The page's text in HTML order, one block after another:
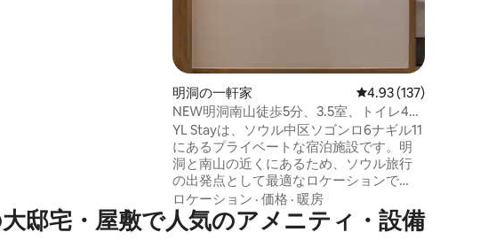
かな住宅街にあるプレ
明洞の一軒家 レビュー137件、5つ
4.93 (137)
NEW明洞南山徒歩5分、3.5室、トイレ4
室、ルーフトップからの南山と都心の眺
望、最大10名
YL Stayは、ソウル中区ソゴンロ6ナギル11
にあるプライベートな宿泊施設です。明
洞と南山の近くにあるため、ソウル旅行
の出発点として最適なロケーションで
す。明洞駅と会賢駅を利用すれば、さま
ざまな場所への移動が便利です。日中は
明洞のショッピング街や南大門市場を散
ロケーション · 価格 · 暖房
邸宅・屋敷で人気のアメニティ・設備